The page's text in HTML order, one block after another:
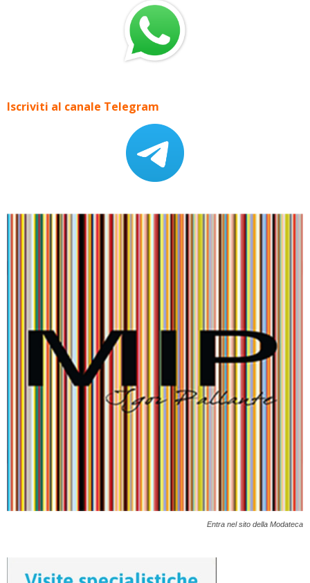
Iscriviti al canale Telegram
Entra nel sito della Modateca